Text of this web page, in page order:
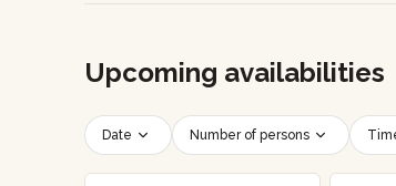
Upcoming availabilities
Date Number of persons